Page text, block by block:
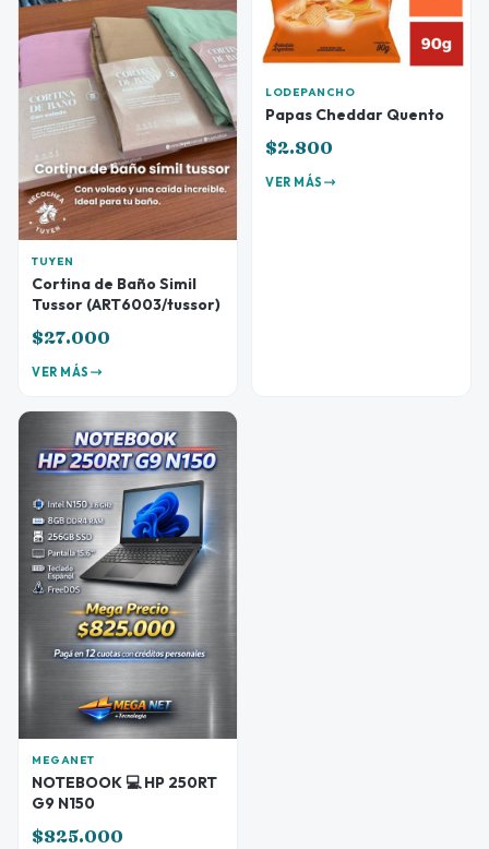
TUYEN
Cortina de Baño Simil
Tussor (ART6003/tussor)
$27.000
VER MÁS
LODEPANCHO
Papas Cheddar Quento
$2.800
VER MÁS
MEGANET
NOTEBOOK 💻 HP 250RT
G9 N150
$825.000